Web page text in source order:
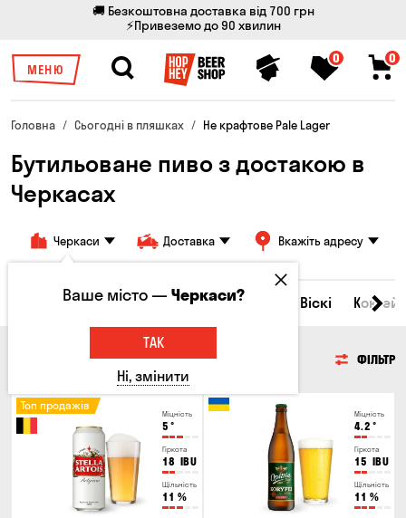
🚚 Безкоштовна доставка від 700 грн
⚡Привеземо до 90 хвилин
МЕНЮ
0 0
Головна Сьогодні в пляшках Не крафтове Pale Lager
Бутильоване пиво з достакою в
Черкасах
Черкаси Доставка Вкажіть адресу
Всі товари Пиво Сидр Віскі
ФІЛЬТР
Міцність
5 °
Гіркота
18 IBU
Щільність
11 %
Топ продажів
Міцність
4.2 °
Гіркота
15 IBU
Щільність
11 %
Ваше місто —Черкаси?
ТАК
Ні, змінити